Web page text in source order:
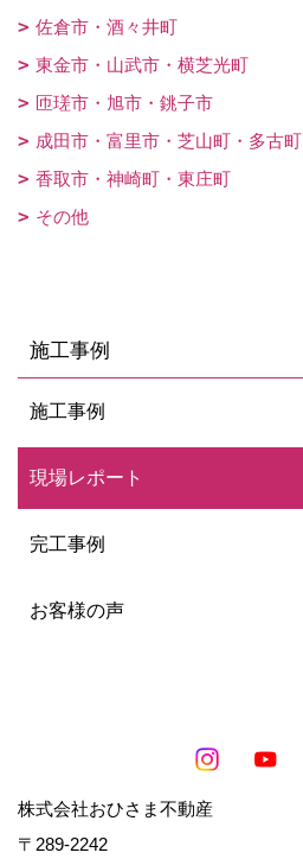
佐倉市・酒々井町
東金市・山武市・横芝光町
匝瑳市・旭市・銚子市
成田市・富里市・芝山町・多古町
香取市・神崎町・東庄町
その他
施工事例
施工事例
現場レポート
完工事例
お客様の声
株式会社おひさま不動産
〒289-2242